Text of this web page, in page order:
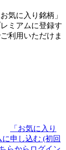
お気に入り銘柄」
ミアムに登録す
利用いただけま
「お気に入り
に申し込む (初回